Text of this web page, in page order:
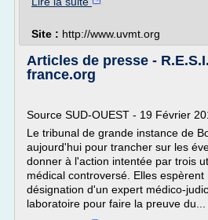
Site : http://www.uvmt.org
Articles de presse -
france.org
Source SUD-OUEST - 19 Février
Le tribunal de grande instance de
aujourd'hui pour trancher sur les
donner à l'action intentée par trois
médical controversé. Elles
désignation d'un expert médico-
laboratoire pour faire la preuve du...